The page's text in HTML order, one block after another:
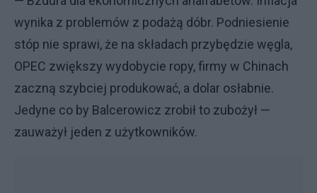
wynika z problemów z podażą dóbr. Podniesienie
stóp nie sprawi, że na składach przybędzie węgla,
OPEC zwiększy wydobycie ropy, firmy w Chinach
zaczną szybciej produkować, a dolar osłabnie.
Jedyne co by Balcerowicz zrobił to zubożył —
zauważył jeden z użytkowników.